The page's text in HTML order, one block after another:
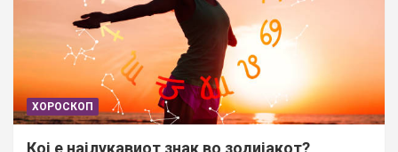
ХОРОСКОП
Кој е најлукавиот знак во зодијакот?